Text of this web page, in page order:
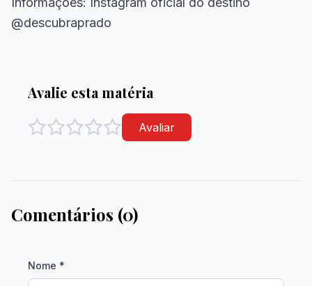
@descubraprado
Avalie esta matéria
Avaliar
Comentários (0)
Nome *